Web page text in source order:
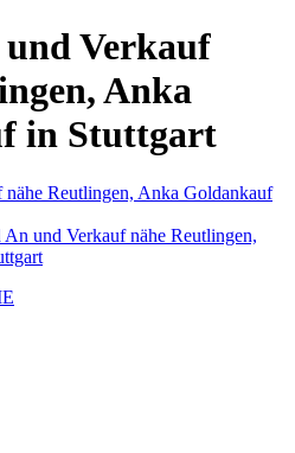
Verkauf
Anka
in Stuttgart
Reutlingen, Anka Goldankauf
und Verkauf nähe Reutlingen,